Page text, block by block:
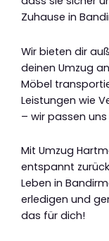
Zuhause in
Wir bieten dir
deinen Umzug
Möbel
Leistungen wie
– wir passen
Mit Umzug
entspannt
Leben in
erledigen und
das für dich!